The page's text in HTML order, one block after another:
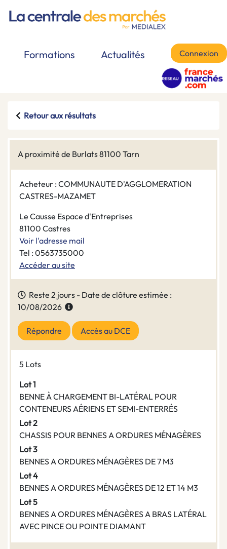
Formations Actualités Connexion
Retour aux résultats
A proximité de Burlats 81100 Tarn
Acheteur : COMMUNAUTE D'AGGLOMERATION
CASTRES-MAZAMET
Le Causse Espace d'Entreprises
81100 Castres
Voir l'adresse mail
Tel : 0563735000
Accéder au site
Reste 2 jours - Date de clôture estimée :
10/08/2026
Répondre Accès au DCE
5 Lots
Lot 1
BENNE À CHARGEMENT BI-LATÉRAL POUR
CONTENEURS AÉRIENS ET SEMI-ENTERRÉS
Lot 2
CHASSIS POUR BENNES A ORDURES MÉNAGÈRES
Lot 3
BENNES A ORDURES MÉNAGÈRES DE 7 M3
Lot 4
BENNES A ORDURES MÉNAGÈRES DE 12 ET 14 M3
Lot 5
BENNES A ORDURES MÉNAGÈRES A BRAS LATÉRAL
AVEC PINCE OU POINTE DIAMANT